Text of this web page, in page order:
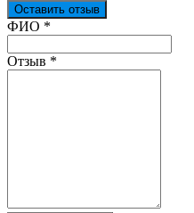
Оставить отзыв
Ваш отзыв был отправлен!
ФИО *
Отзыв *